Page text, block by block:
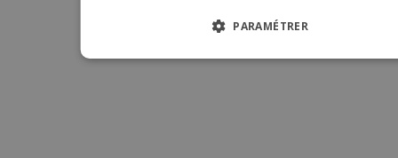
PARAMÉTRER